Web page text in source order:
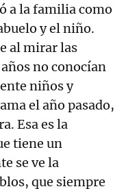
a la familia como
y el niño.
al mirar las
no conocían
niños y
el año pasado,
Esa es la
tiene un
se ve la
que siempre